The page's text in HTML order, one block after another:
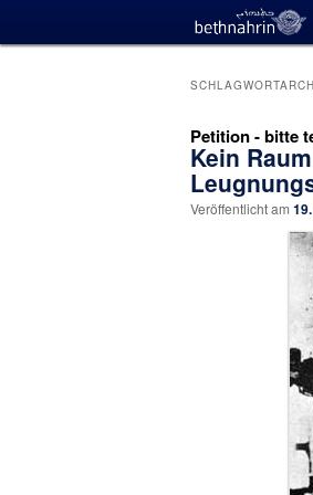
Petition - bitte
Kein
Veröffentlicht am